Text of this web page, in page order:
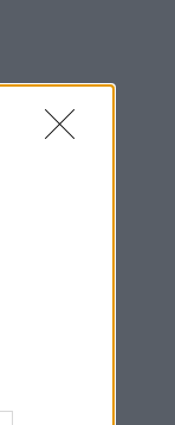
22:30
Αυτές είναι
εβδομάδες